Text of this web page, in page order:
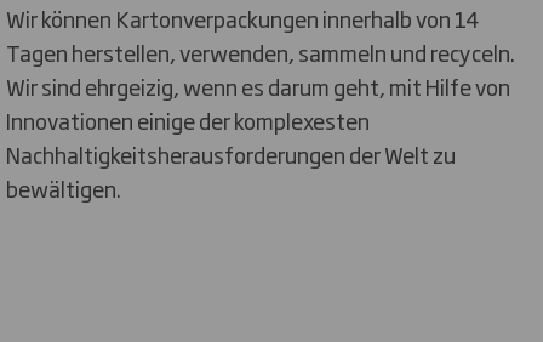
Wir können Kartonverpackungen innerhalb von 14
Tagen herstellen, verwenden, sammeln und recyceln.
Wir sind ehrgeizig, wenn es darum geht, mit Hilfe von
Innovationen einige der komplexesten
Nachhaltigkeitsherausforderungen der Welt zu
bewältigen.